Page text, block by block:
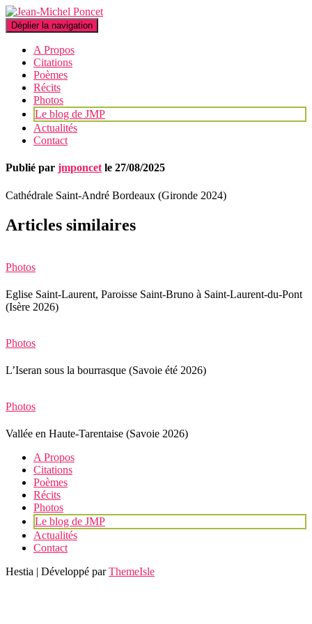
Déplier la navigation
A Propos
Citations
Poèmes
Récits
Photos
Le blog de JMP
Actualités
Contact
Publié par jmponcetle 27/08/2025
Cathédrale Saint-André Bordeaux (Gironde 2024)
Articles similaires
Photos
Eglise Saint-Laurent, Paroisse Saint-Bruno à Saint-Laurent-du-Pont
(Isère 2026)
Photos
L’Iseran sous la bourrasque (Savoie été 2026)
Photos
Vallée en Haute-Tarentaise (Savoie 2026)
A Propos
Citations
Poèmes
Récits
Photos
Le blog de JMP
Actualités
Contact
Hestia | Développé parThemeIsle